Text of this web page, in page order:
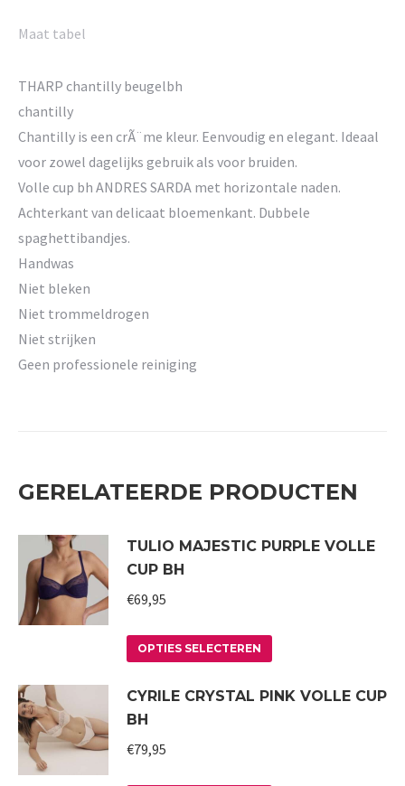
Maat tabel
THARP chantilly beugelbh
chantilly
Chantilly is een crÃ¨me kleur. Eenvoudig en elegant. Ideaal
voor zowel dagelijks gebruik als voor bruiden.
Volle cup bh ANDRES SARDA met horizontale naden.
Achterkant van delicaat bloemenkant. Dubbele
spaghettibandjes.
Handwas
Niet bleken
Niet trommeldrogen
Niet strijken
Geen professionele reiniging
GERELATEERDE PRODUCTEN
TULIO MAJESTIC PURPLE VOLLE
CUP BH
€69,95
OPTIES SELECTEREN
heeft
CYRILE CRYSTAL PINK VOLLE CUP
BH
€79,95